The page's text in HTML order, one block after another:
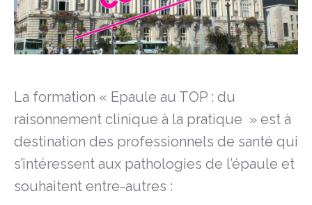
La formation « Epaule au TOP : du
raisonnement clinique à la pratique » est à
destination des professionnels de santé qui
s’intéressent aux pathologies de l’épaule et
souhaitent entre-autres :